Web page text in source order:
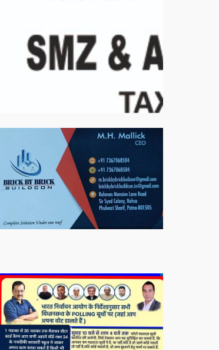
बिरादराने मिलात – अतिना वेलफ़ेयर फाउंडेशन, बेरोजगार
महिलाओं के लिए बेहतर स्वयं रोजगार के एक बेहतर अवसर
अतिना वेलफेयर फाउंडेशन – बिहारशरीफ रहबर यूनिट।